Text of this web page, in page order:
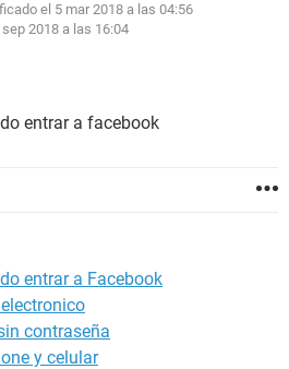
el 5 mar 2018 a las 04:56
sep 2018 a las 16:04
entrar a facebook
entrar a Facebook
contraseña
y celular